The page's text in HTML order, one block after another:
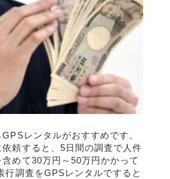
レンタルがおすすめです。
頼すると、5日間の調査で人件
めて30万円～50万円かかって
行調査をGPSレンタルですると